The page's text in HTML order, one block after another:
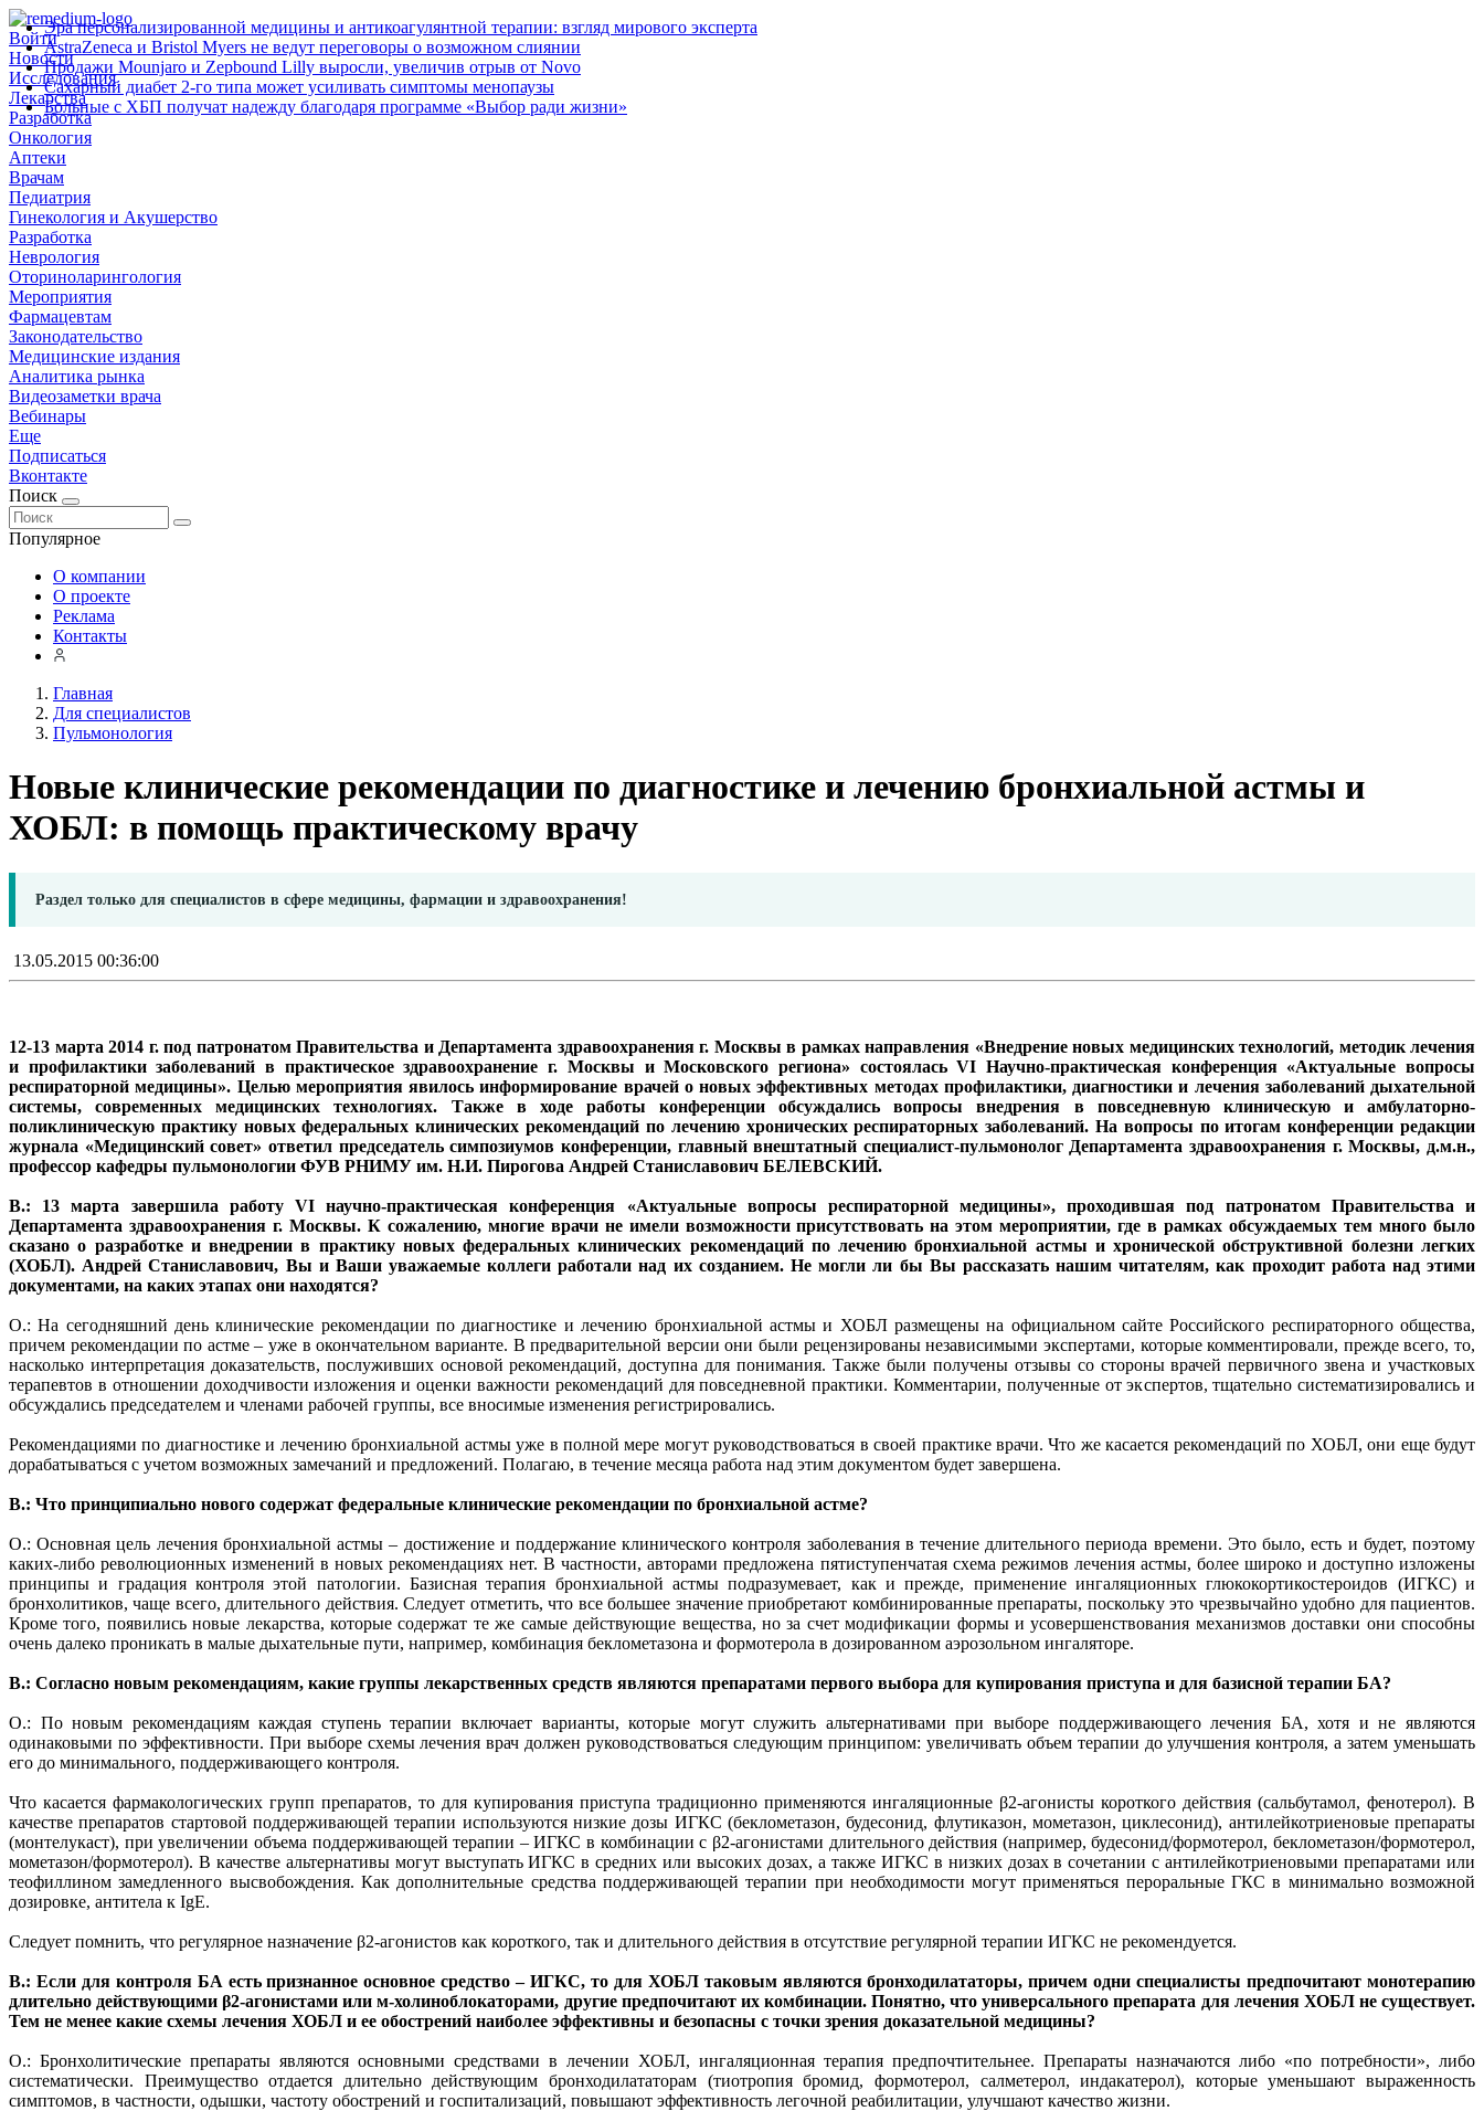
Войти
Новости
Исследования
Лекарства
Разработка
Онкология
Аптеки
Врачам
Педиатрия
Гинекология и Акушерство
Разработка
Неврология
Оториноларингология
Мероприятия
Фармацевтам
Законодательство
Медицинские издания
Аналитика рынка
Видеозаметки врача
Вебинары
Еще
Подписаться
Вконтакте
Поиск
Популярное
Эра персонализированной медицины и антикоагулянтной терапии: взгляд мирового эксперта
AstraZeneca и Bristol Myers не ведут переговоры о возможном слиянии
Продажи Mounjaro и Zepbound Lilly выросли, увеличив отрыв от Novo
Сахарный диабет 2‑го типа может усиливать симптомы менопаузы
Больные с ХБП получат надежду благодаря программе «Выбор ради жизни»
О компании
О проекте
Реклама
Контакты
Главная
Для специалистов
Пульмонология
Новые клинические рекомендации по диагностике и лечению бронхиальной астмы и
ХОБЛ: в помощь практическому врачу
Раздел только для специалистов в сфере медицины, фармации и здравоохранения!
13.05.2015 00:36:00
12-13 марта 2014 г. под патронатом Правительства и Департамента здравоохранения г. Москвы в рамках направления «Внедрение новых медицинских технологий, методик лечения
и профилактики заболеваний в практическое здравоохранение г. Москвы и Московского региона» состоялась VI Научно-практическая конференция «Актуальные вопросы
респираторной медицины». Целью мероприятия явилось информирование врачей о новых эффективных методах профилактики, диагностики и лечения заболеваний дыхательной
системы, современных медицинских технологиях. Также в ходе работы конференции обсуждались вопросы внедрения в повседневную клиническую и амбулаторно-
поликлиническую практику новых федеральных клинических рекомендаций по лечению хронических респираторных заболеваний. На вопросы по итогам конференции редакции
журнала «Медицинский совет» ответил председатель симпозиумов конференции, главный внештатный специалист-пульмонолог Департамента здравоохранения г. Москвы, д.м.н.,
профессор кафедры пульмонологии ФУВ РНИМУ им. Н.И. Пирогова Андрей Станиславович БЕЛЕВСКИЙ.
В.: 13 марта завершила работу VI научно-практическая конференция «Актуальные вопросы респираторной медицины», проходившая под патронатом Правительства и
Департамента здравоохранения г. Москвы. К сожалению, многие врачи не имели возможности присутствовать на этом мероприятии, где в рамках обсуждаемых тем много было
сказано о разработке и внедрении в практику новых федеральных клинических рекомендаций по лечению бронхиальной астмы и хронической обструктивной болезни легких
(ХОБЛ). Андрей Станиславович, Вы и Ваши уважаемые коллеги работали над их созданием. Не могли ли бы Вы рассказать нашим читателям, как проходит работа над этими
документами, на каких этапах они находятся?
О.: На сегодняшний день клинические рекомендации по диагностике и лечению бронхиальной астмы и ХОБЛ размещены на официальном сайте Российского респираторного общества,
причем рекомендации по астме – уже в окончательном варианте. В предварительной версии они были рецензированы независимыми экспертами, которые комментировали, прежде всего, то,
насколько интерпретация доказательств, послуживших основой рекомендаций, доступна для понимания. Также были получены отзывы со стороны врачей первичного звена и участковых
терапевтов в отношении доходчивости изложения и оценки важности рекомендаций для повседневной практики. Комментарии, полученные от экспертов, тщательно систематизировались и
обсуждались председателем и членами рабочей группы, все вносимые изменения регистрировались.
Рекомендациями по диагностике и лечению бронхиальной астмы уже в полной мере могут руководствоваться в своей практике врачи. Что же касается рекомендаций по ХОБЛ, они еще будут
дорабатываться с учетом возможных замечаний и предложений. Полагаю, в течение месяца работа над этим документом будет завершена.
В.: Что принципиально нового содержат федеральные клинические рекомендации по бронхиальной астме?
О.: Основная цель лечения бронхиальной астмы – достижение и поддержание клинического контроля заболевания в течение длительного периода времени. Это было, есть и будет, поэтому
каких-либо революционных изменений в новых рекомендациях нет. В частности, авторами предложена пятиступенчатая схема режимов лечения астмы, более широко и доступно изложены
принципы и градация контроля этой патологии. Базисная терапия бронхиальной астмы подразумевает, как и прежде, применение ингаляционных глюкокортикостероидов (ИГКС) и
бронхолитиков, чаще всего, длительного действия. Следует отметить, что все большее значение приобретают комбинированные препараты, поскольку это чрезвычайно удобно для пациентов.
Кроме того, появились новые лекарства, которые содержат те же самые действующие вещества, но за счет модификации формы и усовершенствования механизмов доставки они способны
очень далеко проникать в малые дыхательные пути, например, комбинация беклометазона и формотерола в дозированном аэрозольном ингаляторе.
В.: Согласно новым рекомендациям, какие группы лекарственных средств являются препаратами первого выбора для купирования приступа и для базисной терапии БА?
О.: По новым рекомендациям каждая ступень терапии включает варианты, которые могут служить альтернативами при выборе поддерживающего лечения БА, хотя и не являются
одинаковыми по эффективности. При выборе схемы лечения врач должен руководствоваться следующим принципом: увеличивать объем терапии до улучшения контроля, а затем уменьшать
его до минимального, поддерживающего контроля.
Что касается фармакологических групп препаратов, то для купирования приступа традиционно применяются ингаляционные β2-агонисты короткого действия (сальбутамол, фенотерол). В
качестве препаратов стартовой поддерживающей терапии используются низкие дозы ИГКС (беклометазон, будесонид, флутиказон, мометазон, циклесонид), антилейкотриеновые препараты
(монтелукаст), при увеличении объема поддерживающей терапии – ИГКС в комбинации с β2-агонистами длительного действия (например, будесонид/формотерол, беклометазон/формотерол,
мометазон/формотерол). В качестве альтернативы могут выступать ИГКС в средних или высоких дозах, а также ИГКС в низких дозах в сочетании с антилейкотриеновыми препаратами или
теофиллином замедленного высвобождения. Как дополнительные средства поддерживающей терапии при необходимости могут применяться пероральные ГКС в минимально возможной
дозировке, антитела к IgE.
Следует помнить, что регулярное назначение β2-агонистов как короткого, так и длительного действия в отсутствие регулярной терапии ИГКС не рекомендуется.
В.: Если для контроля БА есть признанное основное средство – ИГКС, то для ХОБЛ таковым являются бронходилататоры, причем одни специалисты предпочитают монотерапию
длительно действующими β2-агонистами или м-холиноблокаторами, другие предпочитают их комбинации. Понятно, что универсального препарата для лечения ХОБЛ не существует.
Тем не менее какие схемы лечения ХОБЛ и ее обострений наиболее эффективны и безопасны с точки зрения доказательной медицины?
О.: Бронхолитические препараты являются основными средствами в лечении ХОБЛ, ингаляционная терапия предпочтительнее. Препараты назначаются либо «по потребности», либо
систематически. Преимущество отдается длительно действующим бронходилататорам (тиотропия бромид, формотерол, салметерол, индакатерол), которые уменьшают выраженность
симптомов, в частности, одышки, частоту обострений и госпитализаций, повышают эффективность легочной реабилитации, улучшают качество жизни.